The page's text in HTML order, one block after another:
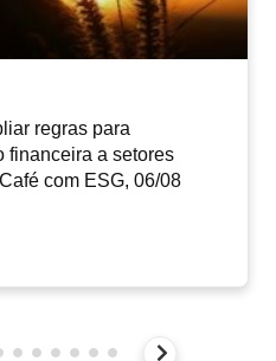
regras para
financeira a setores
com ESG, 06/08